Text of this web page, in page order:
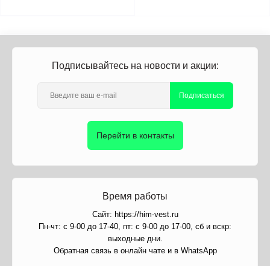
Подписывайтесь на новости и акции:
Подписаться
Перейти в контакты
Время работы
Сайт: https://him-vest.ru
Пн-чт: с 9-00 до 17-40, пт: с 9-00 до 17-00, сб и вскр:
выходные дни.
Обратная связь в онлайн чате и в WhatsApp